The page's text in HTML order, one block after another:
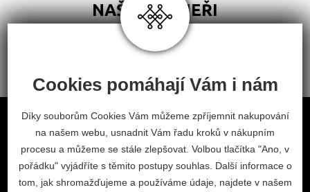
NAŠI PARTNEŘI
Obchodní podmínky
Odstoupení od smlouvy
Nastavení cookies
facebookinstagram
Cookies pomáhají Vám i nám
Díky souborům Cookies Vám můžeme zpříjemnit nakupování
na našem webu, usnadnit Vám řadu kroků v nákupním
procesu a můžeme se stále zlepšovat. Volbou tlačítka "Ano, v
pořádku" vyjádříte s těmito postupy souhlas. Další informace o
tom, jak shromažďujeme a používáme údaje, najdete v našem